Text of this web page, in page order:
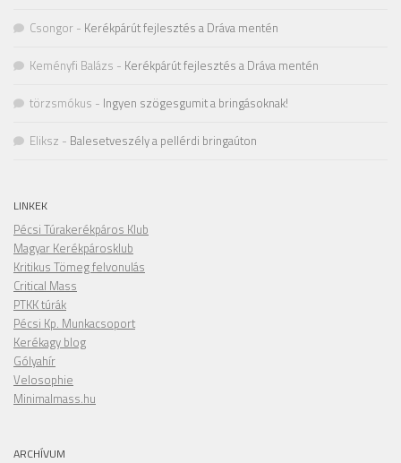
Csongor - Kerékpárút fejlesztés a Dráva mentén
Keményfi Balázs - Kerékpárút fejlesztés a Dráva mentén
törzsmókus - Ingyen szögesgumit a bringásoknak!
Eliksz - Balesetveszély a pellérdi bringaúton
LINKEK
Pécsi Túrakerékpáros Klub
Magyar Kerékpárosklub
Kritikus Tömeg felvonulás
Critical Mass
PTKK túrák
Pécsi Kp. Munkacsoport
Kerékagy blog
Gólyahír
Velosophie
Minimalmass.hu
ARCHÍVUM